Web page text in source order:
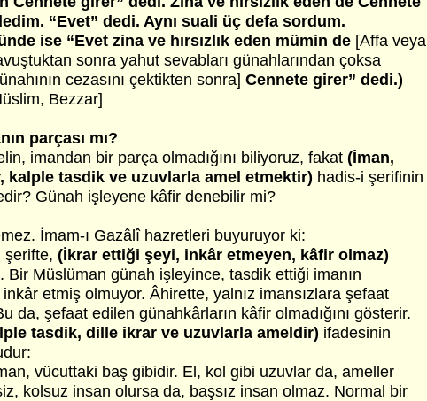
“Evet” dedi. Aynı suali üç defa sordum.
ise “Evet zina ve hırsızlık eden mümin de [Affa veya
sonra yahut sevabları günahlarından çoksa
cezasını çektikten sonra] Cennete girer” dedi.)
Bezzar]
parçası mı?
imandan bir parça olmadığını biliyoruz, fakat (İman,
kalple tasdik ve uzuvlarla amel etmektir) hadis-i şerifinin
Günah işleyene kâfir denebilir mi?
İmam-ı Gazâlî hazretleri buyuruyor ki:
şerifte, (İkrar ettiği şeyi, inkâr etmeyen, kâfir olmaz)
Bir Müslüman günah işleyince, tasdik ettiği imanın
inkâr etmiş olmuyor. Âhirette, yalnız imansızlara şefaat
da, şefaat edilen günahkârların kâfir olmadığını gösterir.
tasdik, dille ikrar ve uzuvlarla ameldir) ifadesinin
vücuttaki baş gibidir. El, kol gibi uzuvlar da, ameller
kolsuz insan olursa da, başsız insan olmaz. Normal bir